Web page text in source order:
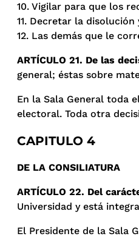
10. Vigilar para que los
11. Decretar la
12. Las demás que le
ARTÍCULO 21. De las
general; éstas sobre
En la Sala General toda
electoral. Toda otra
CAPITULO 4
DE LA CONSILIATURA
ARTÍCULO 22. Del
Universidad y está
El Presidente de la Sala